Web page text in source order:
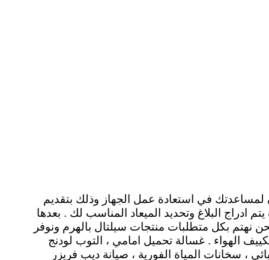
في استعادة عمل الجهاز وذلك بتقديم
البلاغ وتحديد الميعاد المناسب لك . بعدها
بكل متطلبات منتجات سيلتال بالهرم ونوفر
الهواء . غسالة تحميل امامي ، التوب لودنج
، سخانات المياة الفورية ، صيانة ديب فريزر